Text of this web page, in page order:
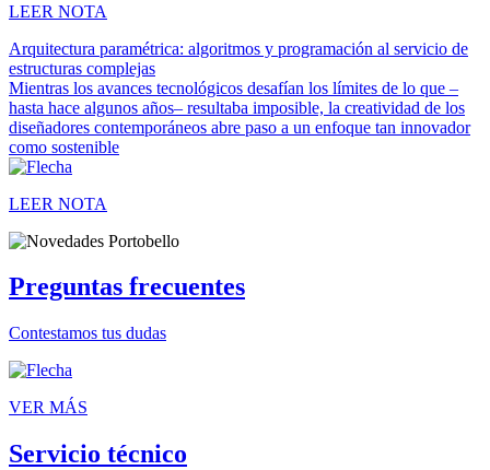
LEER NOTA
Arquitectura paramétrica: algoritmos y programación al servicio de
estructuras complejas
Mientras los avances tecnológicos desafían los límites de lo que –
hasta hace algunos años– resultaba imposible, la creatividad de los
diseñadores contemporáneos abre paso a un enfoque tan innovador
como sostenible
LEER NOTA
Preguntas frecuentes
Contestamos tus dudas
VER MÁS
Servicio técnico